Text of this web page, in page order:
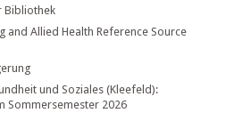
Bibliothek
and Allied Health Reference Source
und Soziales (Kleefeld):
Sommersemester 2026